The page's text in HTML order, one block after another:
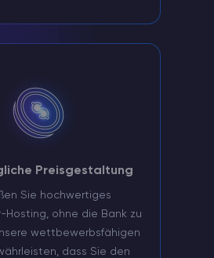
Preisgestaltung
Sie hochwertiges
Hosting, ohne die Bank zu
wettbewerbsfähigen
dass Sie den